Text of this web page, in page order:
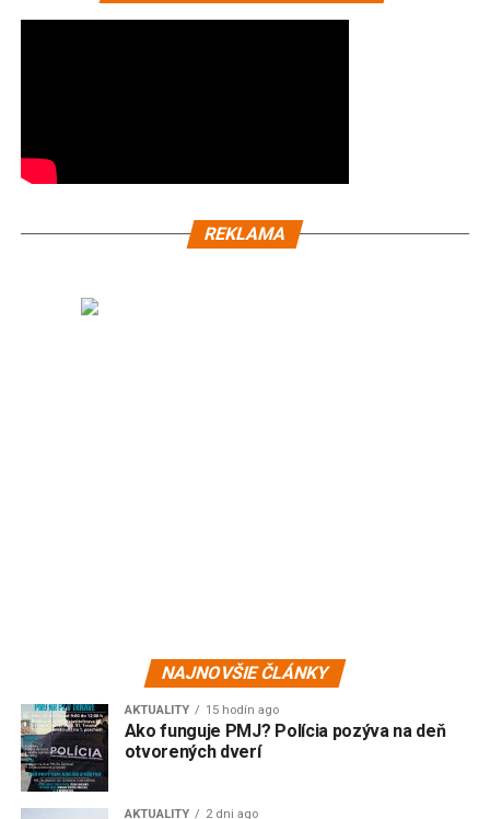
REKLAMA
NAJNOVŠIE ČLÁNKY
AKTUALITY 15 hodín ago
Ako funguje PMJ? Polícia pozýva na deň
otvorených dverí
AKTUALITY 2 dni ago